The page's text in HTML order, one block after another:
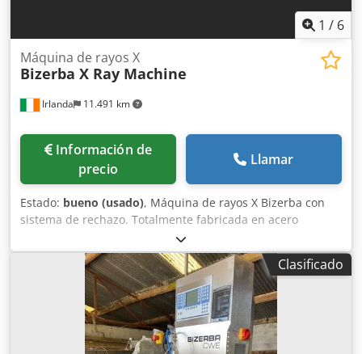
1 / 6
Irlanda 11.491 km
Máquina de rayos X
Bizerba X Ray Machine
Información de
precio
Llamar
Estado: bueno (usado), Máquina de rayos X Bizerba con
sistema de rechazo. Totalmente fabricada en acero
inoxidable. Pruebas realizadas con cuerpos de prueba
certificados: metales no ferrosos, acero inoxidable y
metales ferrosos. La unidad dispone opcionalmente de
monitor Gamma Red Eye G20-10. En uso diario.
Djdpfjyivgqjx Ab Iekr
Clasificado